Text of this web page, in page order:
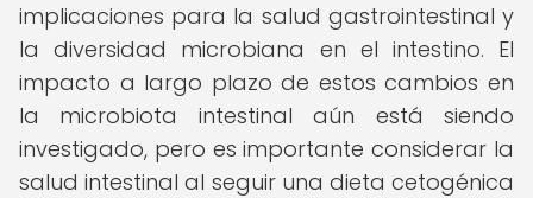
implicaciones para la salud gastrointestinal y
la diversidad microbiana en el intestino. El
impacto a largo plazo de estos cambios en
la microbiota intestinal aún está siendo
investigado, pero es importante considerar la
salud intestinal al seguir una dieta cetogénica